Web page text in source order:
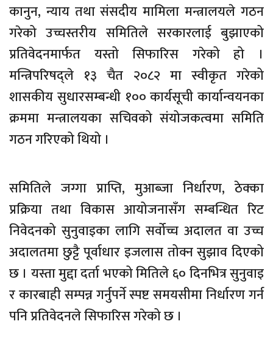
कानुन, न्याय तथा संसदीय मामिला मन्त्रालयले गठन
गरेको उच्चस्तरीय समितिले सरकारलाई बुझाएको
प्रतिवेदनमार्फत यस्तो सिफारिस गरेको हो ।
मन्त्रिपरिषद्ले १३ चैत २०८२ मा स्वीकृत गरेको
शासकीय सुधारसम्बन्धी १०० कार्यसूची कार्यान्वयनका
क्रममा मन्त्रालयका सचिवको संयोजकत्वमा समिति
गठन गरिएको थियो ।
समितिले जग्गा प्राप्ति, मुआब्जा निर्धारण, ठेक्का
प्रक्रिया तथा विकास आयोजनासँग सम्बन्धित रिट
निवेदनको सुनुवाइका लागि सर्वोच्च अदालत वा उच्च
अदालतमा छुट्टै पूर्वाधार इजलास तोक्न सुझाव दिएको
छ । यस्ता मुद्दा दर्ता भएको मितिले ६० दिनभित्र सुनुवाइ
र कारबाही सम्पन्न गर्नुपर्ने स्पष्ट समयसीमा निर्धारण गर्न
पनि प्रतिवेदनले सिफारिस गरेको छ ।